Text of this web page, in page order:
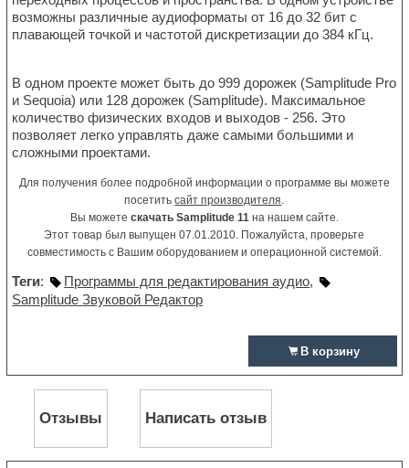
возможны различные аудиоформаты от 16 до 32 бит с
плавающей точкой и частотой дискретизации до 384 кГц.
В одном проекте может быть до 999 дорожек (Samplitude Pro
и Sequoia) или 128 дорожек (Samplitude). Максимальное
количество физических входов и выходов - 256. Это
позволяет легко управлять даже самыми большими и
сложными проектами.
Для получения более подробной информации о программе вы можете
посетитьсайт производителя.
Вы можете скачать Samplitude 11на нашем сайте.
Этот товар был выпущен 07.01.2010. Пожалуйста, проверьте
совместимость с Вашим оборудованием и операционной системой.
Теги: Программы для редактирования аудио,
Samplitude Звуковой Редактор
В корзину
Отзывы Написать отзыв